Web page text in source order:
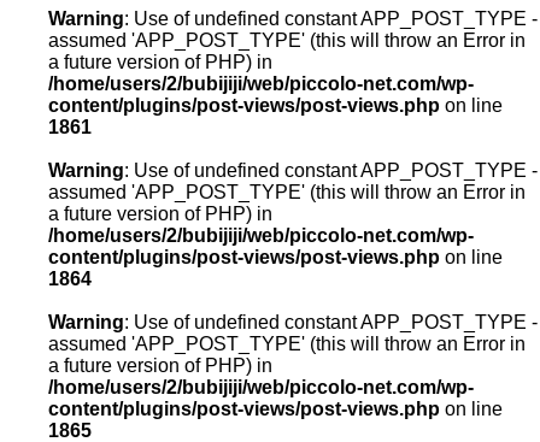
Warning: Use of undefined constant APP_POST_TYPE -
assumed 'APP_POST_TYPE' (this will throw an Error in
a future version of PHP) in
/home/users/2/bubijiji/web/piccolo-net.com/wp-
content/plugins/post-views/post-views.php on line
1861
Warning: Use of undefined constant APP_POST_TYPE -
assumed 'APP_POST_TYPE' (this will throw an Error in
a future version of PHP) in
/home/users/2/bubijiji/web/piccolo-net.com/wp-
content/plugins/post-views/post-views.php on line
1864
Warning: Use of undefined constant APP_POST_TYPE -
assumed 'APP_POST_TYPE' (this will throw an Error in
a future version of PHP) in
/home/users/2/bubijiji/web/piccolo-net.com/wp-
content/plugins/post-views/post-views.php on line
1865